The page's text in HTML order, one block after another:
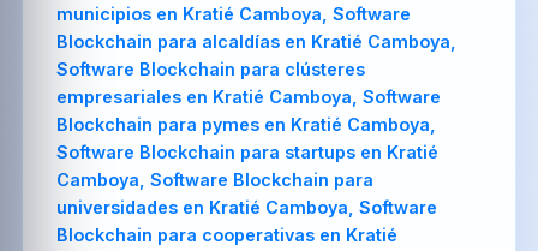
municipios en Kratié Camboya, Software
Blockchain para alcaldías en Kratié Camboya,
Software Blockchain para clústeres
empresariales en Kratié Camboya, Software
Blockchain para pymes en Kratié Camboya,
Software Blockchain para startups en Kratié
Camboya, Software Blockchain para
universidades en Kratié Camboya, Software
Blockchain para cooperativas en Kratié